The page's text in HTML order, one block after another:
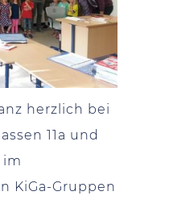
herzlich bei
11a und
im
KiGa-Gruppen